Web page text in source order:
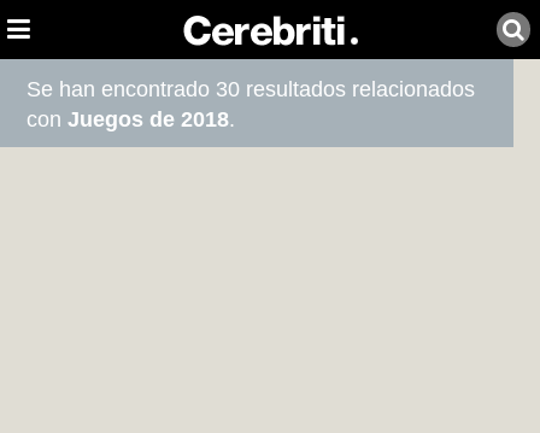
Se han encontrado 30 resultados relacionados
conJuegos de 2018.